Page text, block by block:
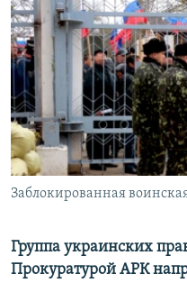
ПРОПАВШИЕ БЕЗ ВЕСТИ
ПОБЕДИТЕЛЕЙ НЕ СУДЯТ?
КРЫМ.НЕПОКОРЕННЫЙ
ELIFBE
УКРАИНСКАЯ ПРОБЛЕМА
Qırımtatar
ПРИСОЕДИНЯЙТЕСЬ!
Все сайты RFE/RL
Заблокированная
Группа украинских
Прокуратурой АРК